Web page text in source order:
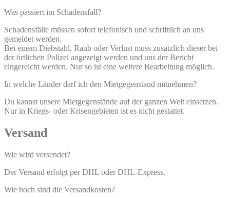
Was passiert im Schadensfall?
Schadensfälle müssen sofort telefonisch und schriftlich an uns
gemeldet werden.
Bei einem Diebstahl, Raub oder Verlust muss zusätzlich dieser bei
der örtlichen Polizei angezeigt werden und uns der Bericht
eingereicht werden. Nur so ist eine weitere Bearbeitung möglich.
In welche Länder darf ich den Mietgegenstand mitnehmen?
Du kannst unsere Mietgegenstände auf der ganzen Welt einsetzen.
Nur in Kriegs- oder Krisengebieten ist es nicht gestattet.
Versand
Wie wird versendet?
Der Versand erfolgt per DHL oder DHL-Express.
Wie hoch sind die Versandkosten?